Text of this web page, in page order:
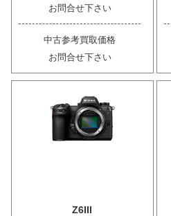
お問合せ下さい
中古参考買取価格
お問合せ下さい
Z6III